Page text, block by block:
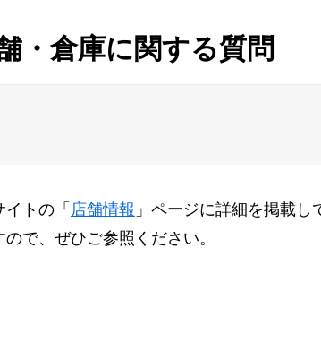
・倉庫に関する質問
イトの「店舗情報 」ページに詳細を掲載
で、ぜひご参照ください。